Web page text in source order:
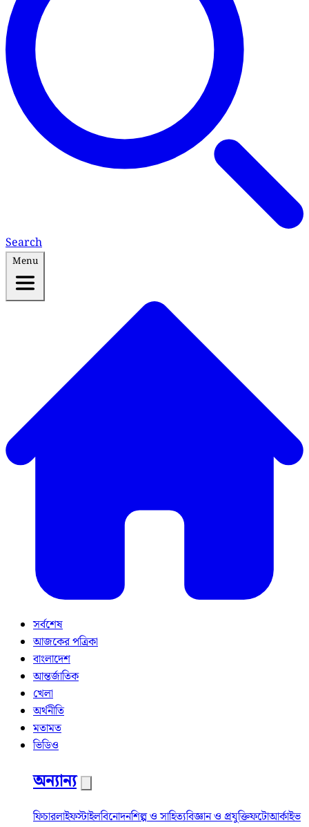
Search
Menu
সর্বশেষ
আজকের পত্রিকা
বাংলাদেশ
আন্তর্জাতিক
খেলা
অর্থনীতি
মতামত
ভিডিও
অন্যান্য
ফিচারলাইফস্টাইলবিনোদনশিল্প ও সাহিত্যবিজ্ঞান ও প্রযুক্তিফটোআর্কাইভ